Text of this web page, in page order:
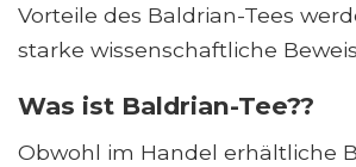
Vorteile des Baldrian-Tees
starke wissenschaftliche
Was ist Baldrian-Tee??
Obwohl im Handel erhältliche